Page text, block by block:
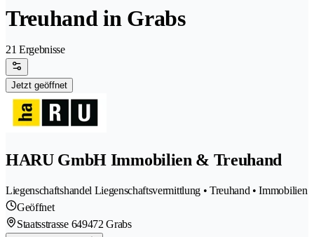
Treuhand in Grabs
21 Ergebnisse
Jetzt geöffnet
HARU GmbH Immobilien & Treuhand
Liegenschaftshandel Liegenschaftsvermittlung • Treuhand • Immobilien
Geöffnet
Staatsstrasse 649472 Grabs